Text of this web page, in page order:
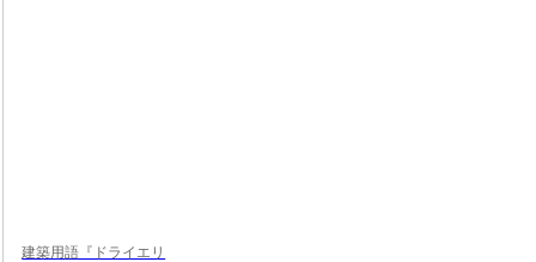
建築用語『ドライエリ